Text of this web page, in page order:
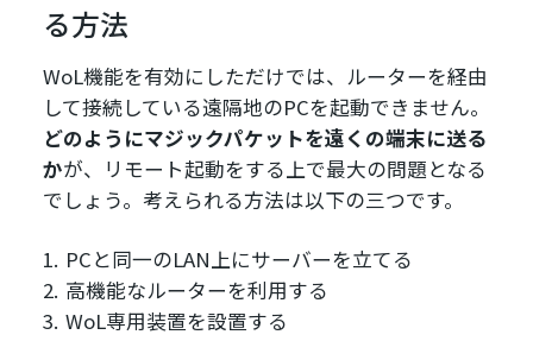
る方法
WoL機能を有効にしただけでは、ルーターを経由
して接続している遠隔地のPCを起動できません。
どのようにマジックパケットを遠くの端末に送る
かが、リモート起動をする上で最大の問題となる
でしょう。考えられる方法は以下の三つです。
PCと同一のLAN上にサーバーを立てる
高機能なルーターを利用する
WoL専用装置を設置する